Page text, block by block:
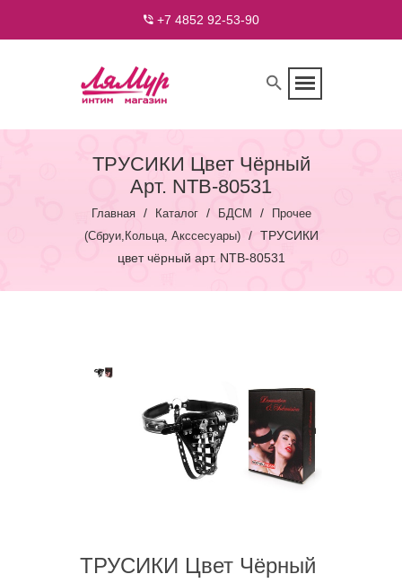
+7 4852 92-53-90
ТРУСИКИ Цвет Чёрный
Арт. NTB-80531
Главная / Каталог / БДСМ /
Прочее
(сбруи,кольца, Акссесуары)
/ ТРУСИКИ
цвет чёрный арт. NTB-80531
ТРУСИКИ Цвет Чёрный